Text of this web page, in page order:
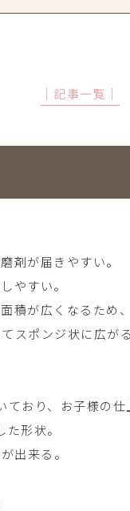
│記事一覧│
剤が届きやすい。
やすい。
が広くなるため
スポンジ状に広が
おり、お子様の仕
形状。
出来る。